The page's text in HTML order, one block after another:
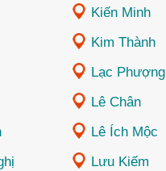
Kiến Minh
Kim Thành
Lạc Phượng
Lê Chân
Lê Ích Mộc
Lưu Kiếm